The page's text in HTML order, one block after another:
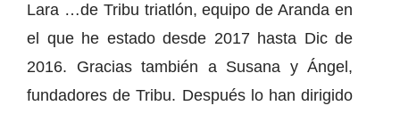
Lara …de Tribu triatlón, equipo de Aranda en
el que he estado desde 2017 hasta Dic de
2016. Gracias también a Susana y Ángel,
fundadores de Tribu. Después lo han dirigido